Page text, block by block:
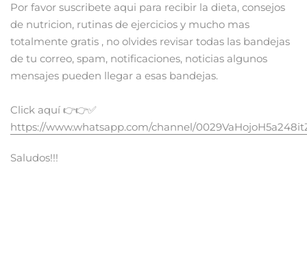
Por favor suscribete aqui para recibir la dieta, consejos
de nutricion, rutinas de ejercicios y mucho mas
totalmente gratis , no olvides revisar todas las bandejas
de tu correo, spam, notificaciones, noticias algunos
mensajes pueden llegar a esas bandejas.
Click aquí 👉👉✅
https://www.whatsapp.com/channel/
Saludos!!!